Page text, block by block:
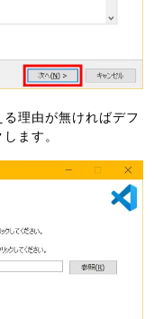
理由が無ければデフ
ます。